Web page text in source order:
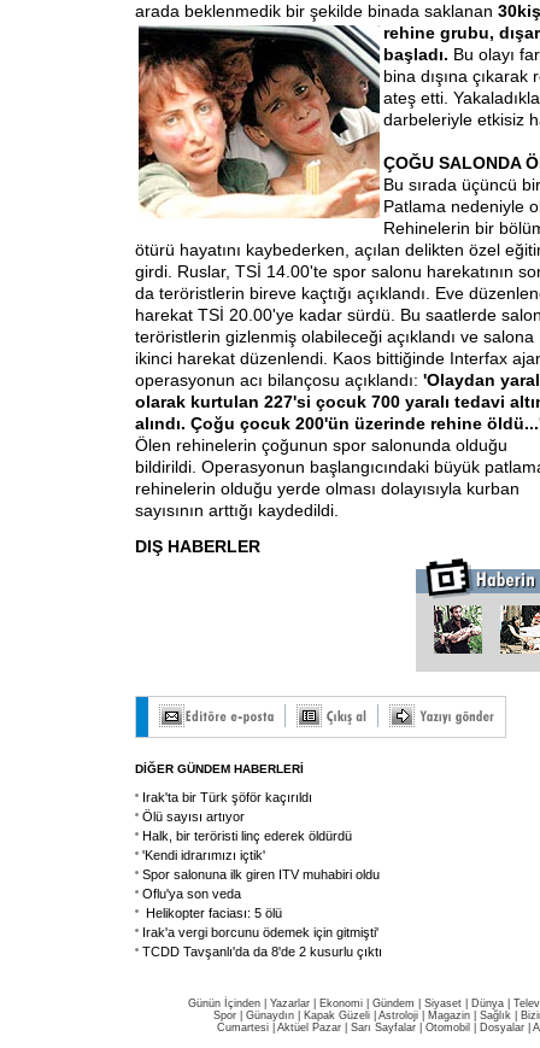
arada beklenmedik bir şekilde binada saklanan 30
rehine grubu,
başladı. Bu olayı
bina dışına
ateş etti.
darbeleriyle etkisiz
ÇOĞU SALONDA
Bu sırada üçüncü
Patlama nedeniyle
Rehinelerin bir
ötürü hayatını kaybederken, açılan delikten özel
girdi. Ruslar, TSİ 14.00'te spor salonu harekatının
da teröristlerin bireve kaçtığı açıklandı. Eve
harekat TSİ 20.00'ye kadar sürdü. Bu saatlerde
teröristlerin gizlenmiş olabileceği açıklandı ve salona
ikinci harekat düzenlendi. Kaos bittiğinde Interfax
operasyonun acı bilançosu açıklandı: 'Olaydan
olarak kurtulan 227'si çocuk 700 yaralı tedavi
alındı. Çoğu çocuk 200'ün üzerinde rehine
Ölen rehinelerin çoğunun spor salonunda olduğu
bildirildi. Operasyonun başlangıcındaki büyük
rehinelerin olduğu yerde olması dolayısıyla kurban
sayısının arttığı kaydedildi.
DIŞ HABERLER
DİĞER GÜNDEM HABERLERİ
Irak'ta bir Türk şöför kaçırıldı
Ölü sayısı artıyor
Halk, bir teröristi linç ederek öldürdü
'Kendi idrarımızı içtik'
Spor salonuna ilk giren ITV muhabiri oldu
Oflu'ya son veda
Helikopter faciası: 5 ölü
Irak'a vergi borcunu ödemek için gitmişti'
TCDD Tavşanlı'da da 8'de 2 kusurlu çıktı
Günün İçinden Yazarlar Ekonomi Gündem Siyaset Dünya |
Spor
Günaydın Kapak Güzeli Astroloji Magazin Sağlık
Cumartesi| Aktüel Pazar| Sarı Sayfalar| Otomobil Dosyalar|